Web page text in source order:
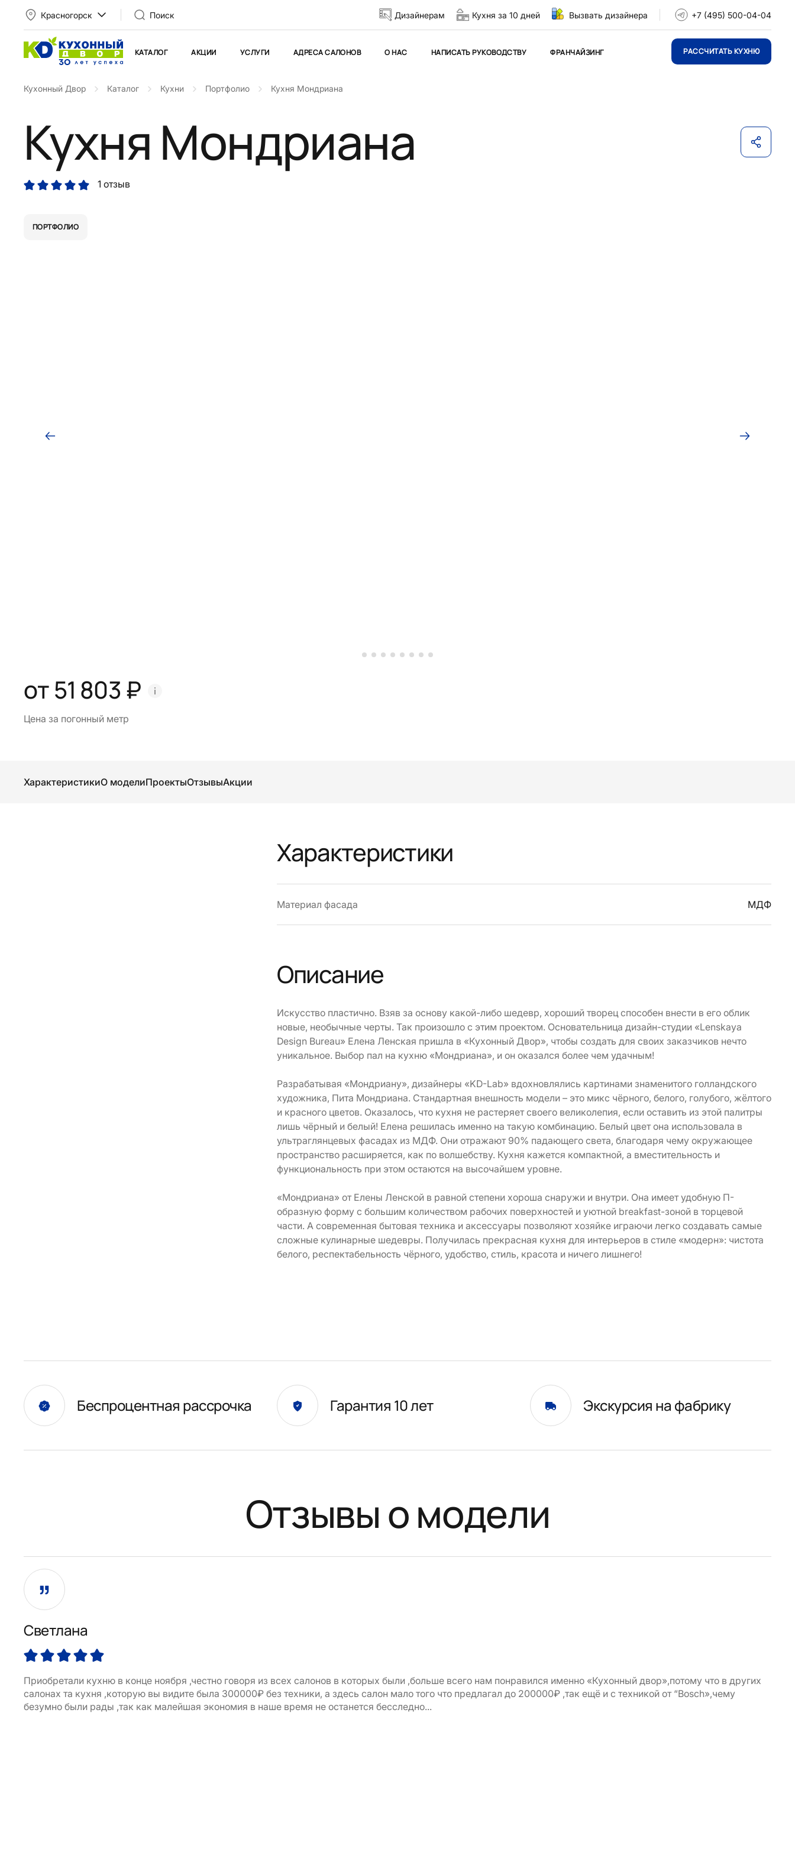
Красногорск Поиск Дизайнерам Кухня за 10 дней Вызвать дизайнера +7 (495) 500-04-04
КАТАЛОГ АКЦИИ УСЛУГИ АДРЕСА САЛОНОВ О НАС НАПИСАТЬ РУКОВОДСТВУ ФРАНЧАЙЗИНГ РАССЧИТАТЬ КУХНЮ
Кухонный Двор Каталог Кухни Портфолио Кухня Мондриана
Кухня Мондриана
1 отзыв
ПОРТФОЛИО
от 51 803 ₽
Цена за погонный метр
ХарактеристикиО моделиПроектыОтзывыАкции
Характеристики
Материал фасада МДФ
Описание
Искусство пластично. Взяв за основу какой-либо шедевр, хороший творец способен внести в его облик
новые, необычные черты. Так произошло с этим проектом. Основательница дизайн-студии «Lenskaya
Design Bureau» Елена Ленская пришла в «Кухонный Двор», чтобы создать для своих заказчиков нечто
уникальное. Выбор пал на кухню «Мондриана», и он оказался более чем удачным!
Разрабатывая «Мондриану», дизайнеры «KD-Lab» вдохновлялись картинами знаменитого голландского
художника, Пита Мондриана. Стандартная внешность модели – это микс чёрного, белого, голубого, жёлтого
и красного цветов. Оказалось, что кухня не растеряет своего великолепия, если оставить из этой палитры
лишь чёрный и белый! Елена решилась именно на такую комбинацию. Белый цвет она использовала в
ультраглянцевых фасадах из МДФ. Они отражают 90% падающего света, благодаря чему окружающее
пространство расширяется, как по волшебству. Кухня кажется компактной, а вместительность и
функциональность при этом остаются на высочайшем уровне.
«Мондриана» от Елены Ленской в равной степени хороша снаружи и внутри. Она имеет удобную П-
образную форму с большим количеством рабочих поверхностей и уютной breakfast-зоной в торцевой
части. А современная бытовая техника и аксессуары позволяют хозяйке играючи легко создавать самые
сложные кулинарные шедевры. Получилась прекрасная кухня для интерьеров в стиле «модерн»: чистота
белого, респектабельность чёрного, удобство, стиль, красота и ничего лишнего!
Беспроцентная рассрочка Гарантия 10 лет Экскурсия на фабрику
Отзывы о модели
Светлана
Приобретали кухню в конце ноября ,честно говоря из всех салонов в которых были ,больше всего нам понравился именно «Кухонный двор»,потому что в других
салонах та кухня ,которую вы видите была 300000₽ без техники, а здесь салон мало того что предлагал до 200000₽ ,так ещё и с техникой от “Bosch»,чему
безумно были рады ,так как малейшая экономия в наше время не останется бесследно...